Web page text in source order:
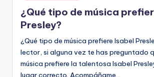
en
¿Qué tipo de música
Presley?
¿Qué tipo de música prefiere Isabel
lector, si alguna vez te has preguntado
música prefiere la talentosa Isabel